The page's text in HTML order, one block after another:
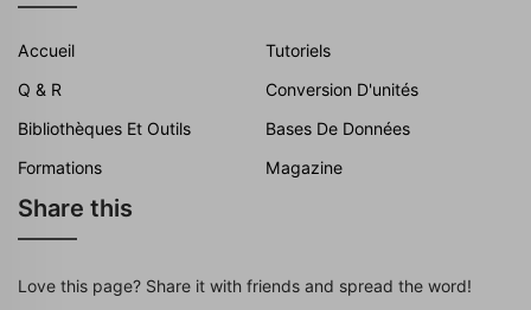
Accueil
Tutoriels
Q & R
Conversion D'unités
Bibliothèques Et Outils
Bases De Données
Formations
Magazine
Share this
Love this page? Share it with friends and spread the word!